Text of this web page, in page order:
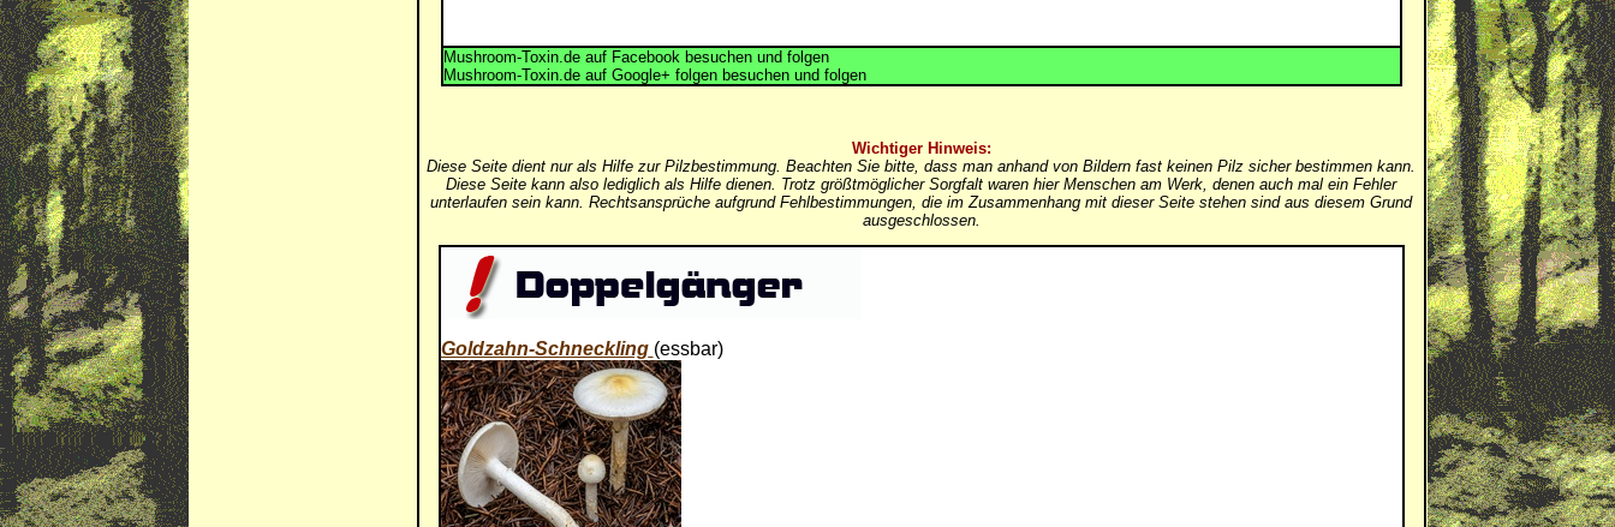
Mushroom-Toxin.de auf Facebook besuchen und folgen
Mushroom-Toxin.de auf Google+ folgen besuchen und folgen
Wichtiger Hinweis:
Diese Seite dient nur als Hilfe zur Pilzbestimmung. Beachten Sie bitte, dass man anhand von Bildern fast keinen Pilz sicher bestimmen kann.
Diese Seite kann also lediglich als Hilfe dienen. Trotz größtmöglicher Sorgfalt waren hier Menschen am Werk, denen auch mal ein Fehler
unterlaufen sein kann. Rechtsansprüche aufgrund Fehlbestimmungen, die im Zusammenhang mit dieser Seite stehen sind aus diesem Grund
ausgeschlossen.
Goldzahn-Schneckling (essbar)